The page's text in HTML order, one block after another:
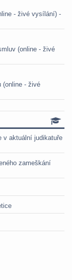
- živé vysílání) -
(online - živé
(online - živé
v aktuální judikatuře
zameškání